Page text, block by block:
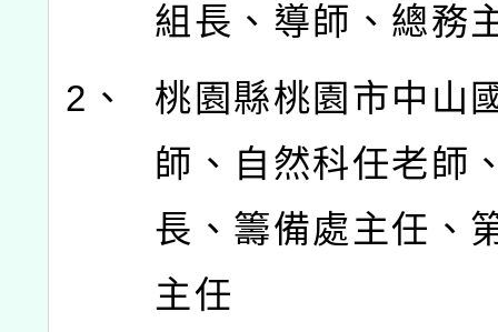
組長、導師、總務
2、
桃園縣桃園市中山
師、自然科任老師
長、籌備處主任、
主任